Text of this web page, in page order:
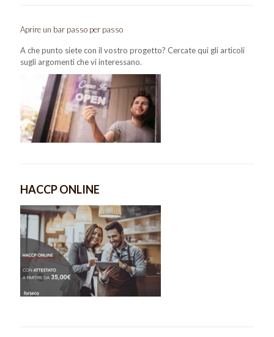
Aprire un bar passo per passo
A che punto siete con il vostro progetto? Cercate qui gli articoli
sugli argomenti che vi interessano.
HACCP ONLINE